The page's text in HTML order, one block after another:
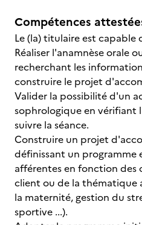
Compétences
Le (la) titulaire est capable
Réaliser l'anamnèse orale
recherchant les
construire le projet
Valider la possibilité d'un
sophrologique en
suivre la séance.
Construire un projet
définissant un programme
afférentes en fonction des
client ou de la thématique
la maternité, gestion du
sportive ...).